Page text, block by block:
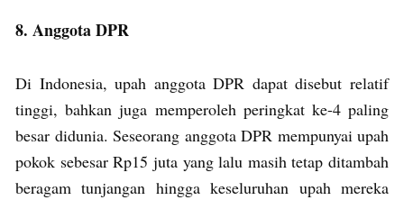
8. Anggota DPR
Di Indonesia, upah anggota DPR dapat disebut relatif
tinggi, bahkan juga memperoleh peringkat ke-4 paling
besar didunia. Seseorang anggota DPR mempunyai upah
pokok sebesar Rp15 juta yang lalu masih tetap ditambah
beragam tunjangan hingga keseluruhan upah mereka